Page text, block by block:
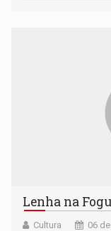
Lenha na
Cultura 06